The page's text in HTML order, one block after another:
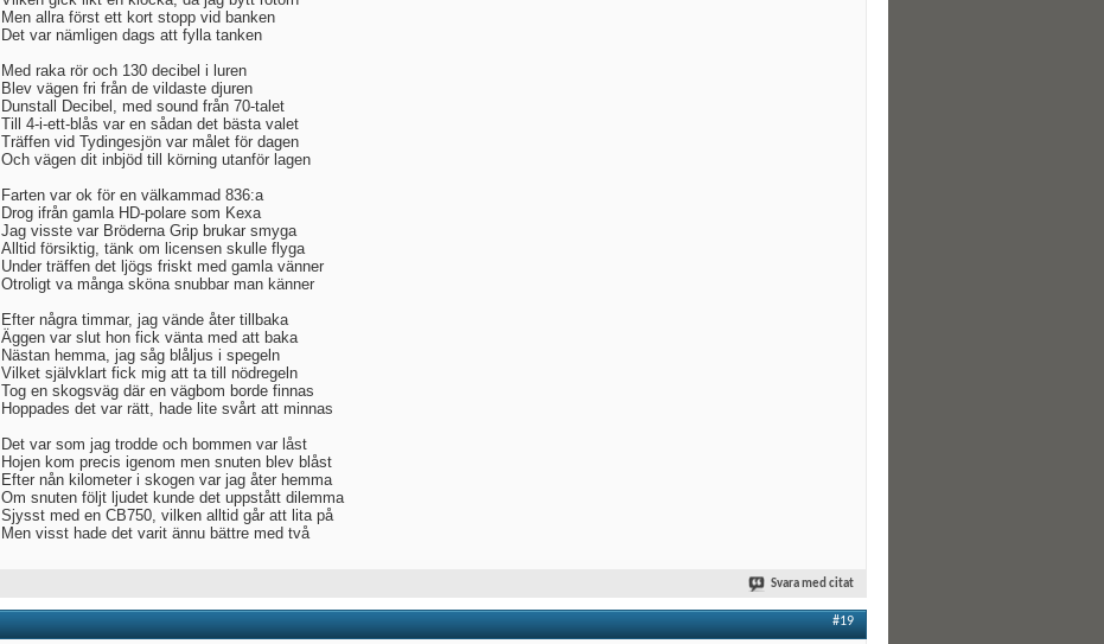
Men allra först ett kort stopp vid banken
Det var nämligen dags att fylla tanken
Med raka rör och 130 decibel i luren
Blev vägen fri från de vildaste djuren
Dunstall Decibel, med sound från 70-talet
Till 4-i-ett-blås var en sådan det bästa valet
Träffen vid Tydingesjön var målet för dagen
Och vägen dit inbjöd till körning utanför lagen
Farten var ok för en välkammad 836:a
Drog ifrån gamla HD-polare som Kexa
Jag visste var Bröderna Grip brukar smyga
Alltid försiktig, tänk om licensen skulle flyga
Under träffen det ljögs friskt med gamla vänner
Otroligt va många sköna snubbar man känner
Efter några timmar, jag vände åter tillbaka
Äggen var slut hon fick vänta med att baka
Nästan hemma, jag såg blåljus i spegeln
Vilket självklart fick mig att ta till nödregeln
Tog en skogsväg där en vägbom borde finnas
Hoppades det var rätt, hade lite svårt att minnas
Det var som jag trodde och bommen var låst
Hojen kom precis igenom men snuten blev blåst
Efter nån kilometer i skogen var jag åter hemma
Om snuten följt ljudet kunde det uppstått dilemma
Sjysst med en CB750, vilken alltid går att lita på
Men visst hade det varit ännu bättre med två
Svara med citat
#19